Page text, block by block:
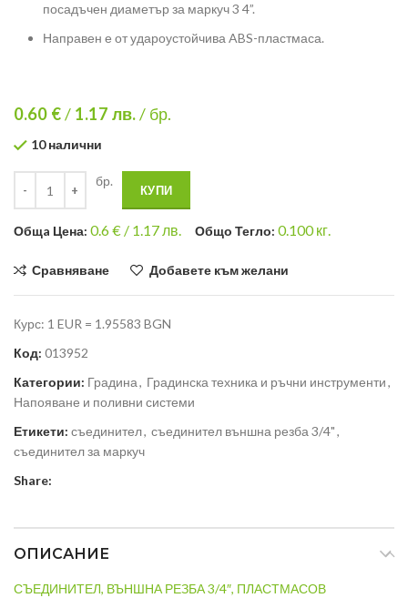
посадъчен диаметър за маркуч 3 4”.
Направен е от удароустойчива ABS-пластмаса.
0.60 €/ 1.17 лв./ бр.
10 налични
бр.
КУПИ
Общa Цена: 0.6€ / 1.17 лв. Общо Тегло: 0.100кг.
Сравняване Добавете към желани
Курс: 1 EUR = 1.95583 BGN
Код: 013952
Категории: Градина, Градинска техника и ръчни инструменти,
Напояване и поливни системи
Етикети: съединител, съединител външна резба 3/4",
съединител за маркуч
Share:
ОПИСАНИЕ
СЪЕДИНИТЕЛ, ВЪНШНА РЕЗБА 3/4″, ПЛАСТМАСОВ